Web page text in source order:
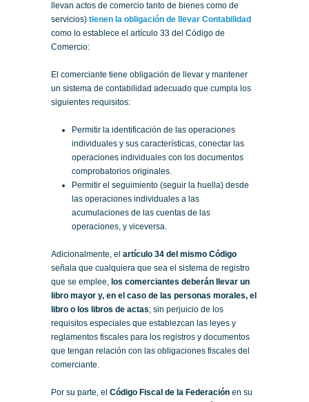
llevan actos de comercio tanto de bienes como de
servicios) tienen la obligación de llevar Contabilidad
como lo establece el artículo 33 del Código de
Comercio:
El comerciante tiene obligación de llevar y mantener
un sistema de contabilidad adecuado que cumpla los
siguientes requisitos:
Permitir la identificación de las operaciones
individuales y sus características, conectar las
operaciones individuales con los documentos
comprobatorios originales.
Permitir el seguimiento (seguir la huella) desde
las operaciones individuales a las
acumulaciones de las cuentas de las
operaciones, y viceversa.
Adicionalmente, el artículo 34 del mismo Código
señala que cualquiera que sea el sistema de registro
que se emplee, los comerciantes deberán llevar un
libro mayor y, en el caso de las personas morales, el
libro o los libros de actas; sin perjuicio de los
requisitos especiales que establezcan las leyes y
reglamentos fiscales para los registros y documentos
que tengan relación con las obligaciones fiscales del
comerciante.
Por su parte, el Código Fiscal de la Federación en su